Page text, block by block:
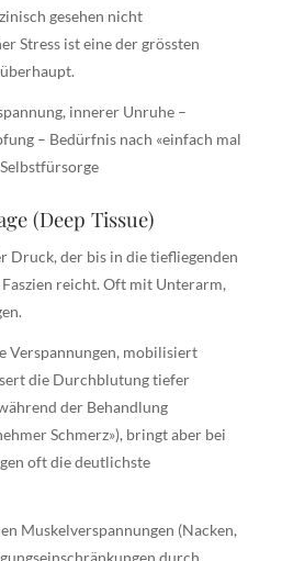
gesehen nicht
Stress ist eine der grössten
innerer Unruhe –
– Bedürfnis nach «einfach mal
(Deep Tissue)
Druck, der bis in die tiefliegenden
reicht. Oft mit Unterarm,
Verspannungen, mobilisiert
die Durchblutung tiefer
der Behandlung
Schmerz»), bringt aber bei
oft die deutlichste
Muskelverspannungen (Nacken,
durch